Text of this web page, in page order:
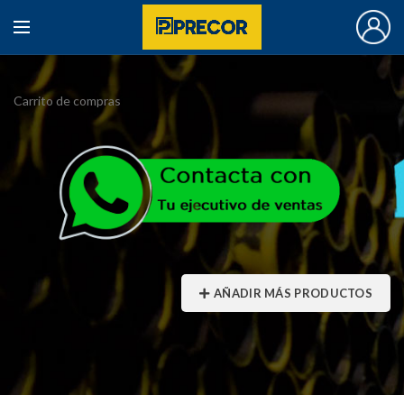
Carrito de compras
AÑADIR MÁS PRODUCTOS